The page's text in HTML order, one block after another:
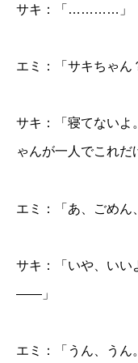
サキ：「…………」
エミ：「サキちゃ
サキ：「寝てない
ゃんが一人でこれだ
エミ：「あ、ごめ
サキ：「いや、いい
——」
エミ：「うん、うん